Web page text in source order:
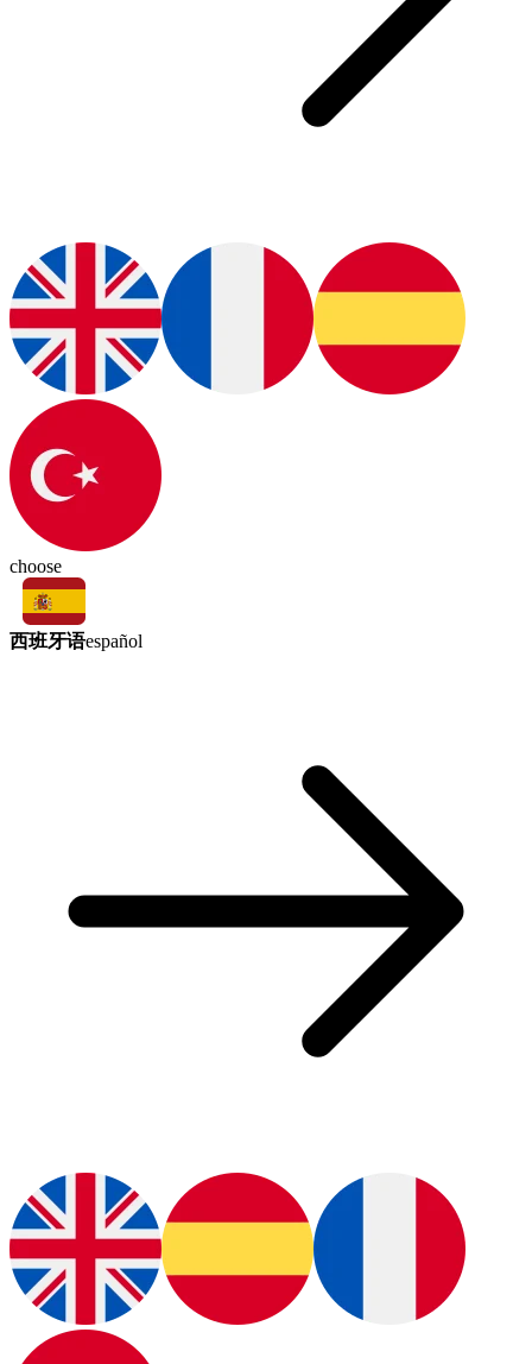
choose
西班牙语español